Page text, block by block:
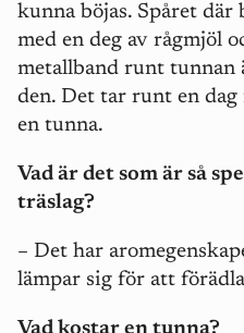
kunna böjas. Spåret där
med en deg av rågmjöl
metallband runt tunnan
den. Det tar runt en
en tunna.
Vad är det som är så
träslag?
– Det har
lämpar sig för att
Vad kostar en tunna?